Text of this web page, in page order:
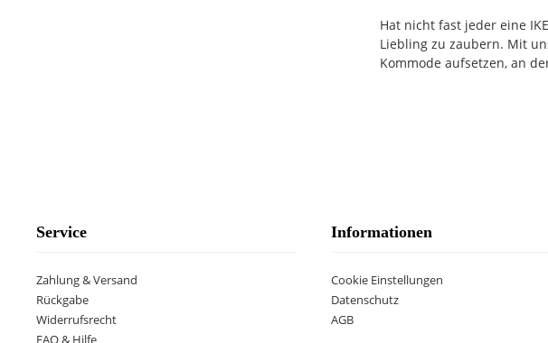
Hat nicht fast jeder eine
Liebling zu zaubern. Mit
Kommode aufsetzen, an
Service
Zahlung & Versand
Rückgabe
Widerrufsrecht
FAQ & Hilfe
Informationen
Cookie Einstellungen
Datenschutz
AGB